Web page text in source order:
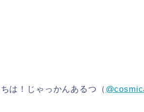
は！じゃっかんあるつ（